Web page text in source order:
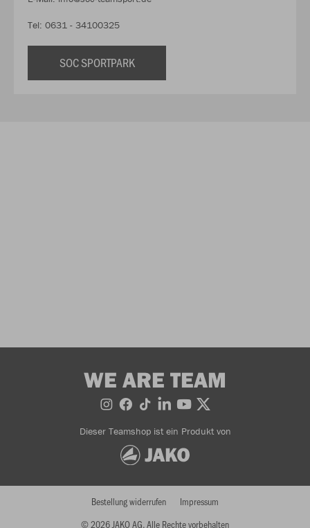
Tel: 0631 - 34100325
SOC SPORTPARK
WE ARE TEAM
Dieser Teamshop ist ein Produkt von
© 2026 JAKO AG, Alle Rechte vorbehalten
Bestellung widerrufen Impressum